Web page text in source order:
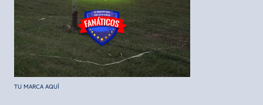
TU MARCA AQUÍ